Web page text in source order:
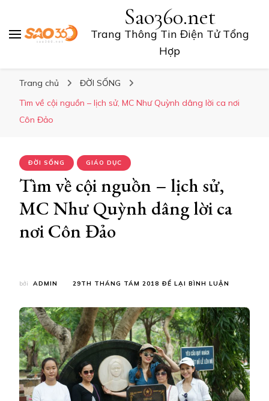
Sao360.net
Trang Thông Tin Điện Tử Tổng
Hợp
Trang chủ
ĐỜI SỐNG
Tìm về cội nguồn – lịch sử, MC Như Quỳnh dâng lời ca nơi
Côn Đảo
ĐỜI SỐNG GIÁO DỤC
Tìm về cội nguồn – lịch sử,
MC Như Quỳnh dâng lời ca
nơi Côn Đảo
bởi ADMIN 29TH THÁNG TÁM 2018 ĐỂ LẠI BÌNH LUẬN
CỘI
NGUỒN
–
LỊCH
SỬ,
MC
NHƯ
QUỲNH